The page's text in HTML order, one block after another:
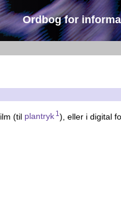
Ordbog for
(til plantryk 1), eller i digital